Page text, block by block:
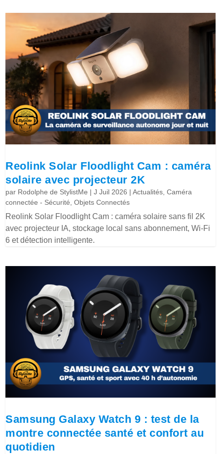
Reolink Solar Floodlight Cam : caméra
solaire avec projecteur 2K
par Rodolphe de StylistMe |J Juil 2026 |Actualités,Caméra
connectée - Sécurité,Objets Connectés
Reolink Solar Floodlight Cam : caméra solaire sans fil 2K
avec projecteur IA, stockage local sans abonnement, Wi-Fi
6 et détection intelligente.
Samsung Galaxy Watch 9 : test de la
montre connectée santé et confort au
quotidien